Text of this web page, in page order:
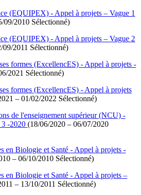
(EQUIPEX) - Appel à projets – Vague 1
09/2010 Sélectionné)
(EQUIPEX) - Appel à projets – Vague 2
2011 Sélectionné)
formes (ExcellencES) - Appel à projets -
2021 Sélectionné)
formes (ExcellencES) - Appel à projets
– 01/02/2022 Sélectionné)
de l'enseignement supérieur (NCU) -
3 -2020 (18/06/2020 – 06/07/2020
en Biologie et Santé - Appel à projets -
– 06/10/2010 Sélectionné)
en Biologie et Santé - Appel à projets –
– 13/10/2011 Sélectionné)